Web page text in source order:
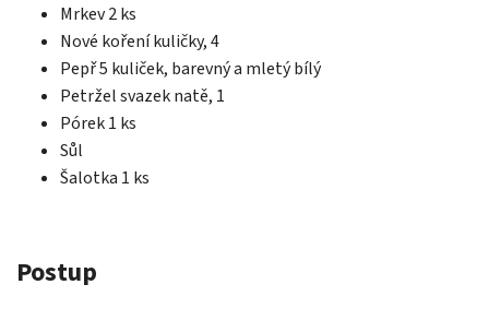
Mrkev2 ks
Nové kořeníkuličky, 4
Pepř5 kuliček, barevný a mletý bílý
Petrželsvazek natě, 1
Pórek1 ks
Sůl
Šalotka 1 ks
Postup